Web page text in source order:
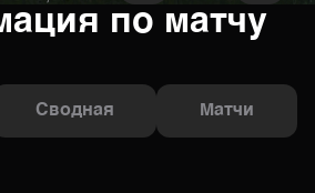
по матчу
Сводная Матчи